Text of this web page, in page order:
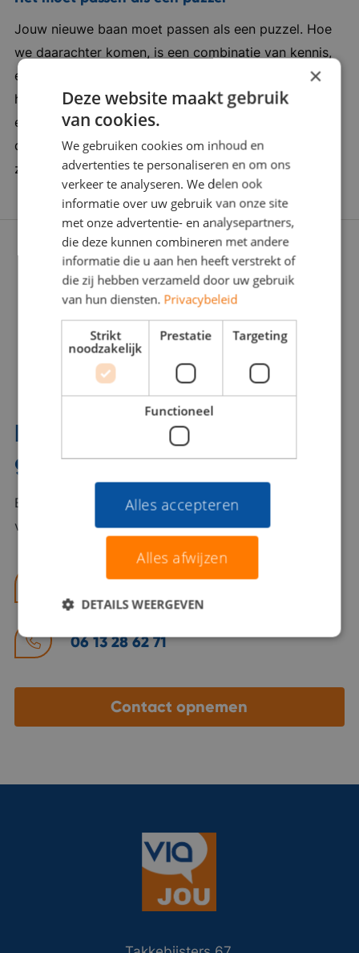
dagelijks met de lunch. Verder bieden zij
uitstekende secundaire arbeidsvoorwaarden,
zoals 25 vakantiedagen, laptop van de zaak,
leaseauto die je ook privé mag rijden en een
goede pensioenregeling.
Jouw nieuwe baan moet passen als een puzzel. Hoe
we daarachter komen, is een combinatie van kennis,
ervaring en een vleugje verleidingskracht. Want soms
heb je een duwtje in de rug nodig. Wij zijn er om je
een zinvolle carrièrestap te laten zetten. Daarom
doorgronden we jou én de werkgever stevig: Wat
zoeken jullie écht? Zijn jullie voor elkaar gemaakt?
Interesse? Benno helpt je
graag verder!
Bel of mail Benno met al jouw vragen. Benno staat
voor je klaar en helpt je graag!
06 13 28 62 71
Contact opnemen
×
Deze website maakt gebruik
van cookies.
We gebruiken cookies om inhoud en
advertenties te personaliseren en om ons
verkeer te analyseren. We delen ook
informatie over uw gebruik van onze site
met onze advertentie- en analysepartners,
die deze kunnen combineren met andere
informatie die u aan hen heeft verstrekt of
die zij hebben verzameld door uw gebruik
van hun diensten. Privacybeleid
Strikt
noodzakelijk
Prestatie Targeting
Functioneel
Alles accepteren
Alles afwijzen
DETAILS WEERGEVEN